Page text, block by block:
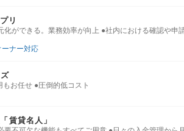
リ
化ができる。業務効率が向上 ●社内における確認や申
ーナー対応
お任せ ●圧倒的低コスト
賃貸名人」